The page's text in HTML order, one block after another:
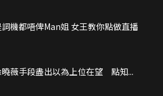
機都唔俾Man姐 女王教你點做直播
曉薇手段盡出以為上位在望 點知...